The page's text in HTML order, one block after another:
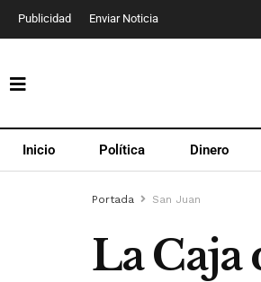
Publicidad Enviar Noticia
Inicio Política Dinero
Portada San Juan
La Caja